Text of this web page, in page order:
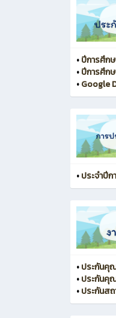
•ปีการศึก
•ปีการศึก
•Google
•ประจำปี
•ประกันคุ
•ประกันคุ
•ประกันส